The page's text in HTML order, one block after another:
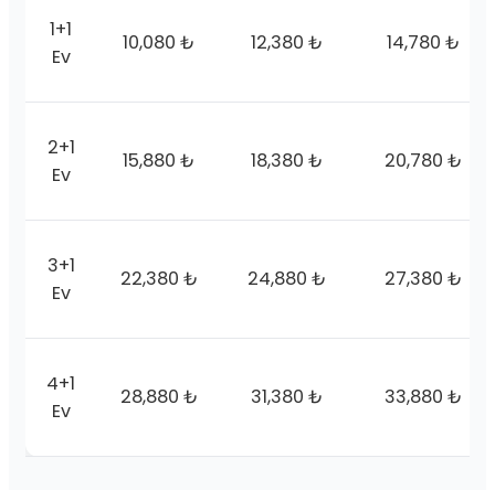
1+1
Ev
10,080 ₺ 12,380 ₺ 14,780 ₺
2+1
Ev
15,880 ₺ 18,380 ₺ 20,780 ₺
3+1
Ev
22,380 ₺ 24,880 ₺ 27,380 ₺
4+1
Ev
28,880 ₺ 31,380 ₺ 33,880 ₺